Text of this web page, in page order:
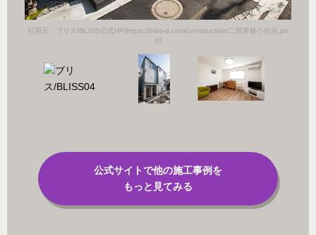
引用元：ブリス/BLISS公式HP(https://bliss-d.com/construction/二世帯狭小住宅.ph
p)
公式サイトで他の施工事例を
もっと見てみる